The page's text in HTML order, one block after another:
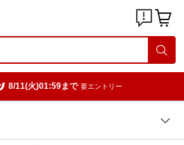
8/11(火)01:59まで 要エントリー